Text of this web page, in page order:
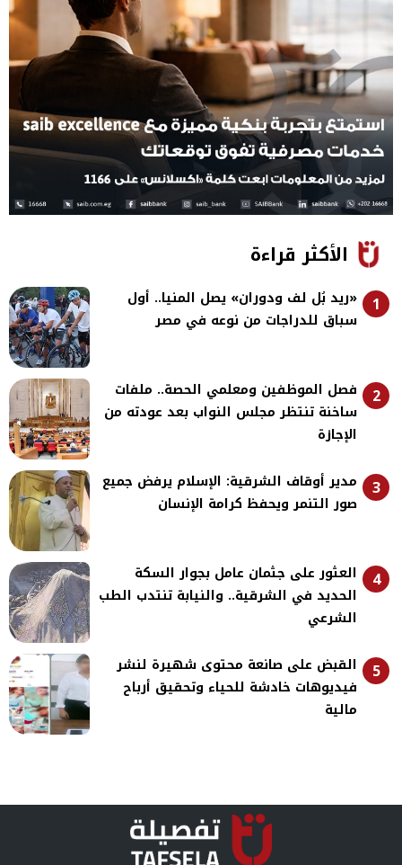
الأكثر قراءة
1
«ريد بُل لف ودوران» يصل المنيا.. أول
سباق للدراجات من نوعه في مصر
2
فصل الموظفين ومعلمي الحصة.. ملفات
ساخنة تنتظر مجلس النواب بعد عودته من
الإجازة
3
مدير أوقاف الشرقية: الإسلام يرفض جميع
صور التنمر ويحفظ كرامة الإنسان
4
العثور على جثمان عامل بجوار السكة
الحديد في الشرقية.. والنيابة تنتدب الطب
الشرعي
5
القبض على صانعة محتوى شهيرة لنشر
فيديوهات خادشة للحياء وتحقيق أرباح
مالية